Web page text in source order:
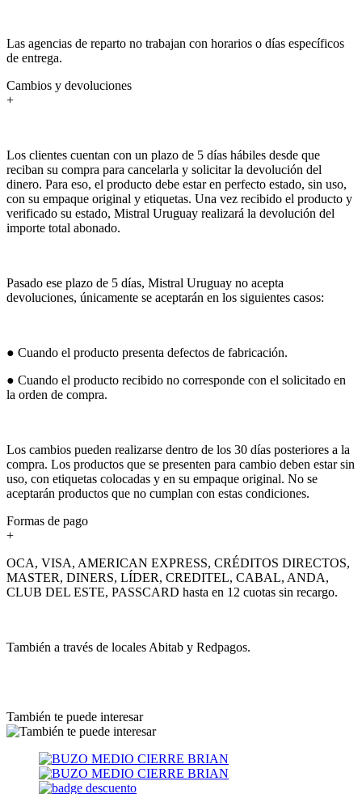
Las agencias de reparto no trabajan con horarios o días específicos
de entrega.
Cambios y devoluciones
+
Los clientes cuentan con un plazo de 5 días hábiles desde que
reciban su compra para cancelarla y solicitar la devolución del
dinero. Para eso, el producto debe estar en perfecto estado, sin uso,
con su empaque original y etiquetas. Una vez recibido el producto y
verificado su estado, Mistral Uruguay realizará la devolución del
importe total abonado.
Pasado ese plazo de 5 días, Mistral Uruguay no acepta
devoluciones, únicamente se aceptarán en los siguientes casos:
● Cuando el producto presenta defectos de fabricación.
● Cuando el producto recibido no corresponde con el solicitado en
la orden de compra.
Los cambios pueden realizarse dentro de los 30 días posteriores a la
compra. Los productos que se presenten para cambio deben estar sin
uso, con etiquetas colocadas y en su empaque original. No se
aceptarán productos que no cumplan con estas condiciones.
Formas de pago
+
OCA, VISA, AMERICAN EXPRESS, CRÉDITOS DIRECTOS,
MASTER, DINERS, LÍDER, CREDITEL, CABAL, ANDA,
CLUB DEL ESTE, PASSCARD hasta en 12 cuotas sin recargo.
También a través de locales Abitab y Redpagos.
También te puede interesar